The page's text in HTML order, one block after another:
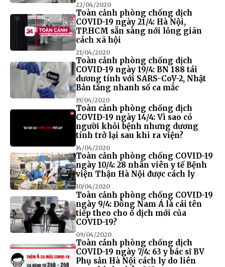
22/04/2020
Toàn cảnh phòng chống dịch
COVID-19 ngày 21/4: Hà Nội,
TP.HCM sẵn sàng nới lỏng giãn
cách xã hội
21/04/2020
Toàn cảnh phòng chống dịch
COVID-19 ngày 19/4: BN 188 tái
dương tính với SARS-CoV-2, Nhật
Bản tăng nhanh số ca mắc
19/04/2020
Toàn cảnh phòng chống dịch
COVID-19 ngày 14/4: Vì sao có
người khỏi bệnh nhưng dương
tính trở lại sau khi ra viện?
14/04/2020
Toàn cảnh phòng chống COVID-19
ngày 10/4: 28 nhân viên y tế Bệnh
viện Thận Hà Nội được cách ly
10/04/2020
Toàn cảnh phòng chống COVID-19
ngày 9/4: Đông Nam Á là cái tên
tiếp theo cho ổ dịch mới của
COVID-19?
09/04/2020
Toàn cảnh phòng chống dịch
COVID-19 ngày 7/4: 63 y bác sĩ BV
Phụ sản Hà Nội cách ly do liên